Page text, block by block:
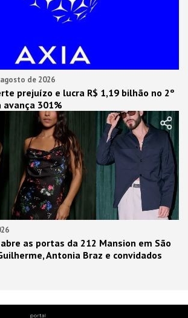
de 2026
prejuízo e lucra R$ 1,19 bilhão no 2º
301%
as portas da 212 Mansion em São
Antonia Braz e convidados